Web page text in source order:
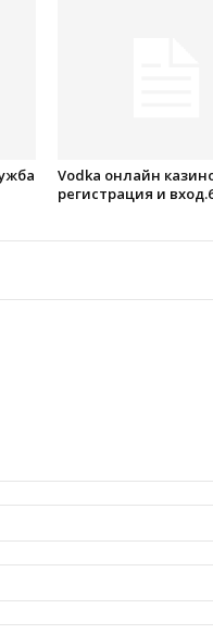
Vodka онлайн
регистрация и